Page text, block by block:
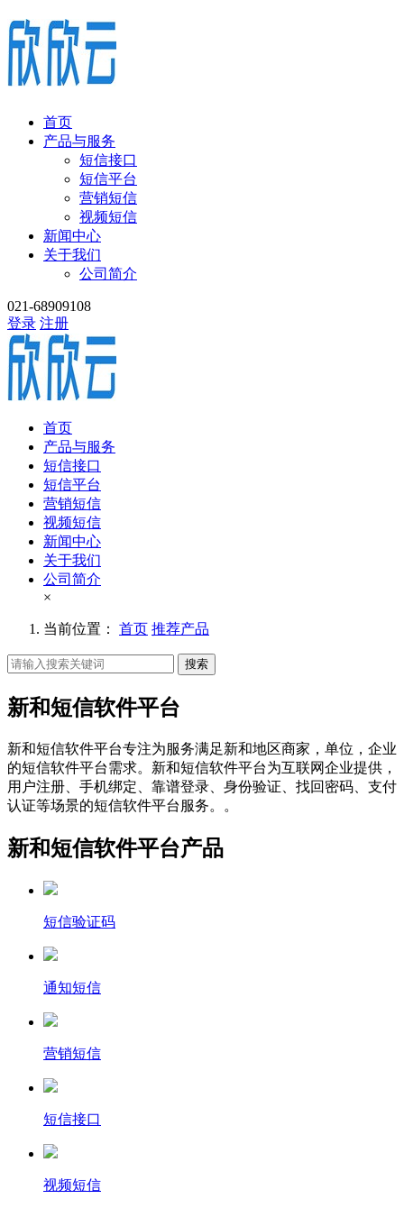
首页
产品与服务
短信接口
短信平台
营销短信
视频短信
新闻中心
关于我们
公司简介
021-68909108
登录 注册
首页
产品与服务
短信接口
短信平台
营销短信
视频短信
新闻中心
关于我们
公司简介
×
当前位置： 首页 推荐产品
搜索
新和短信软件平台
新和短信软件平台专注为服务满足新和地区商家，单位，企业
的短信软件平台需求。新和短信软件平台为互联网企业提供，
用户注册、手机绑定、靠谱登录、身份验证、找回密码、支付
认证等场景的短信软件平台服务。。
新和短信软件平台产品
短信验证码
通知短信
营销短信
短信接口
视频短信